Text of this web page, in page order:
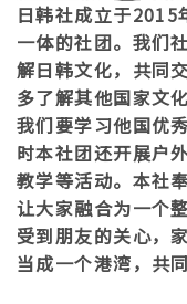
日韩社成立于2015
一体的社团。我们
解日韩文化，共同
多了解其他国家文
我们要学习他国优
时本社团还开展户
教学等活动。本社
让大家融合为一个
受到朋友的关心，
当成一个港湾，共